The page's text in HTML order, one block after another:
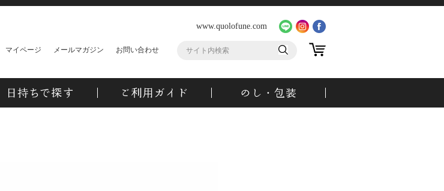
www.quolofune.com
マイページ メールマガジン お問い合わせ